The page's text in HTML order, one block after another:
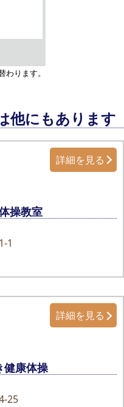
ります。
他にもあります
操教室
1
詳細を見る
健康体操
25
詳細を見る